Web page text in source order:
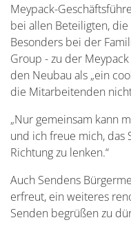
Meypack-
bei allen Beteiligten,
Besonders bei der
Group - zu der
den Neubau als „ein
die Mitarbeitenden
„Nur gemeinsam kann
und ich freue mich, das
Richtung zu lenken.“
Auch Sendens
erfreut, ein weiteres
Senden begrüßen zu